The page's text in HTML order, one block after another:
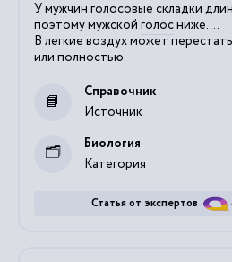
У мужчин голосовые складки
поэтому мужской голосниже....
В легкие воздух может перестать
или полностью.
Источник
Справочник
Категория
Биология
Статья от экспертов